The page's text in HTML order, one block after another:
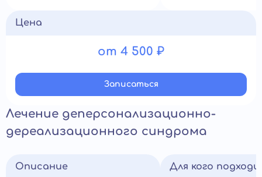
Цена
от 4 500 ₽
Записатьcя
Лечение деперсонализационно-
дереализационного синдрома
Описание Для кого